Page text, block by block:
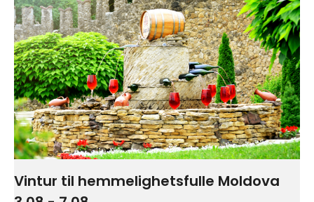
Vintur til hemmelighetsfulle Moldova